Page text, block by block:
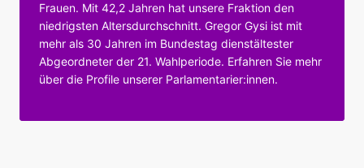
Frauen. Mit 42,2 Jahren hat unsere Fraktion den
niedrigsten Altersdurchschnitt. Gregor Gysi ist mit
mehr als 30 Jahren im Bundestag dienstältester
Abgeordneter der 21. Wahlperiode. Erfahren Sie mehr
über die Profile unserer Parlamentarier:innen.